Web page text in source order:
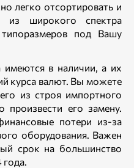
легко отсортировать и
из широкого спектра
под Вашу
в наличии, а их
курса валют. Вы можете
из строя импортного
произвести его замену.
потери из-за
оборудования. Важен
срок на большинство
года.